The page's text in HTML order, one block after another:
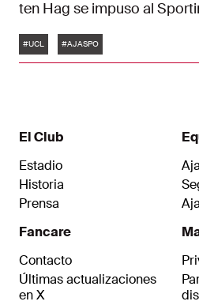
ten Hag se impuso al
Etiquetas
#UCL #AJASPO
El Club
Estadio
Historia
Prensa
Fancare
Contacto
Últimas actualizaciones
en X